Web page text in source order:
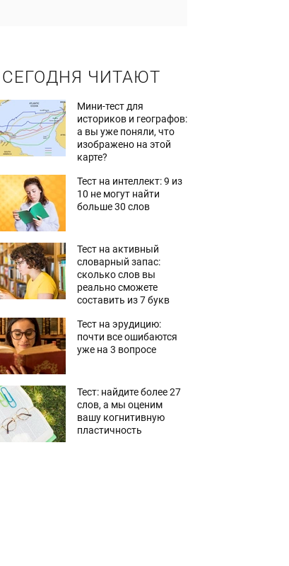
СЕГОДНЯ ЧИТАЮТ
Мини-тест для
историков и географов:
а вы уже поняли, что
изображено на этой
карте?
Тест на интеллект: 9 из
10 не могут найти
больше 30 слов
Тест на активный
словарный запас:
сколько слов вы
реально сможете
составить из 7 букв
Тест на эрудицию:
почти все ошибаются
уже на 3 вопросе
Тест: найдите более 27
слов, а мы оценим
вашу когнитивную
пластичность